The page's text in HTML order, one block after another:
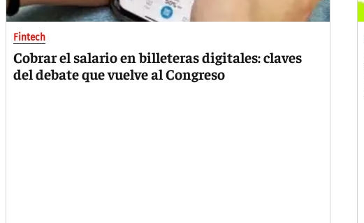
Fintech
Cobrar el salario en billeteras digitales: claves
del debate que vuelve al Congreso